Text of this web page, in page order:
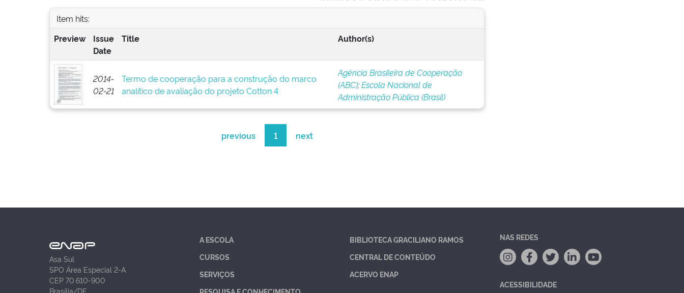
Item hits:
Preview
Issue
Date
Title Author(s)
2014-
02-21
Termo de cooperação para a construção do marco
analítico de avaliação do projeto Cotton 4
Agência Brasileira de Cooperação
(ABC);Escola Nacional de
Administração Pública (Brasil)
previous 1 next
Asa Sul
SPO Área Especial 2-A
CEP 70.610-900
Brasília/DF
A ESCOLA
CURSOS
SERVIÇOS
BIBLIOTECA GRACILIANO RAMOS
CENTRAL DE CONTEÚDO
ACERVO ENAP
NAS REDES
ACESSIBILIDADE